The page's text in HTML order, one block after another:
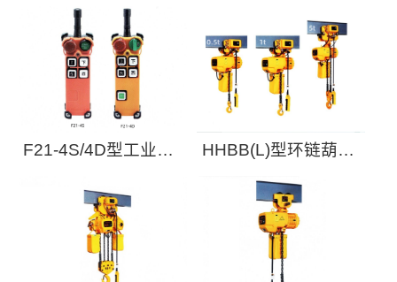
F21-4S/4D型工业无
HHBB(L)型环链葫芦